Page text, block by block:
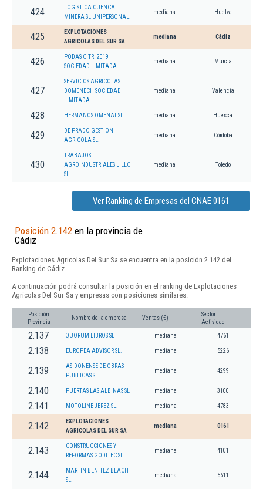
424
LOGISTICA CUENCA
MINERA SL UNIPERSONAL.
mediana Huelva
425
EXPLOTACIONES
AGRICOLAS DEL SUR SA
mediana Cádiz
426
PODAS CITRI 2019
SOCIEDAD LIMITADA.
mediana Murcia
427
SERVICIOS AGRICOLAS
DOMENECH SOCIEDAD
LIMITADA.
mediana Valencia
428 HERMANOS OMENAT SL mediana Huesca
429
DE PRADO GESTION
AGRICOLA SL.
mediana Córdoba
430
TRABAJOS
AGROINDUSTRIALES LILLO
SL.
mediana Toledo
Ver Ranking de Empresas del CNAE 0161
Posición 2.142 en la provincia de
Cádiz
Explotaciones Agricolas Del Sur Sa se encuentra en la posición 2.142 del
Ranking de Cádiz.
A continuación podrá consultar la posición en el ranking de Explotaciones
Agricolas Del Sur Sa y empresas con posiciones similares:
Posición
Provincia
Nombre de la empresa Ventas (€)
Sector
Actividad
2.137 QUORUM LIBROS SL mediana 4761
2.138 EUROPEA ADVISOR SL. mediana 5226
2.139
ASIDONENSE DE OBRAS
PUBLICAS SL.
mediana 4299
2.140 PUERTAS LAS ALBINAS SL mediana 3100
2.141 MOTOLINE JEREZ SL. mediana 4783
2.142
EXPLOTACIONES
AGRICOLAS DEL SUR SA
mediana 0161
2.143
CONSTRUCCIONES Y
REFORMAS GODITEC SL.
mediana 4101
2.144
MARTIN BENITEZ BEACH
SL.
mediana 5611